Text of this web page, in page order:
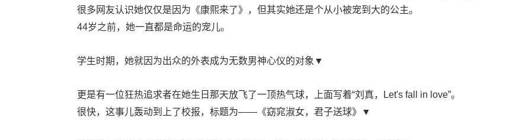
很多网友认识她仅仅是因为《康熙来了》，但其实她还是个从小被宠到大的公主。
44岁之前，她一直都是命运的宠儿。
学生时期，她就因为出众的外表成为无数男神心仪的对象▼
更是有一位狂热追求者在她生日那天放飞了一顶热气球，上面写着“刘真，Let's fall in love”。
很快，这事儿轰动到上了校报，标题为——《窈窕淑女，君子送球》▼